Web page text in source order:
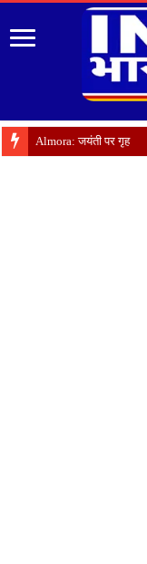
Almora: जयंती पर गृह